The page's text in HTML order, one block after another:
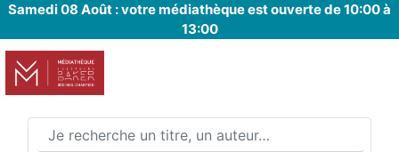
Aller
au
Samedi 08 Août : votre médiathèque est ouverte de 10:00 à
13:00